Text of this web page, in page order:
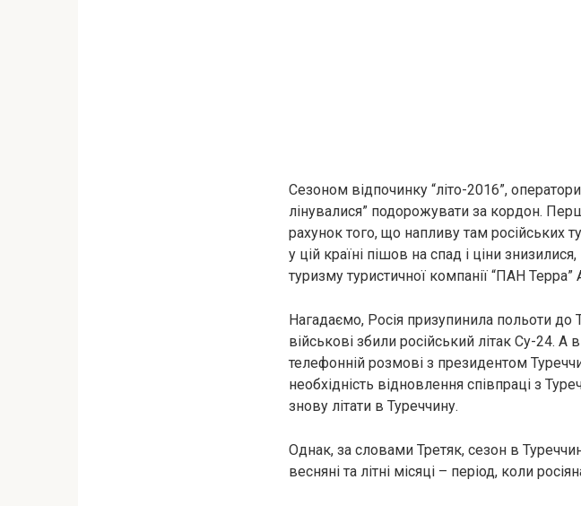
Сезоном відпочинку “літо-2016”,
лінувалися” подорожувати за кордон.
рахунок того, що напливу там російських
у цій країні пішов на спад і ціни
туризму туристичної компанії “ПАН Терра”
Нагадаємо, Росія призупинила польоти до
військові збили російський літак Су-24. А
телефонній розмові з президентом
необхідність відновлення співпраці з
знову літати в Туреччину.
Однак, за словами Третяк, сезон в
весняні та літні місяці – період, коли